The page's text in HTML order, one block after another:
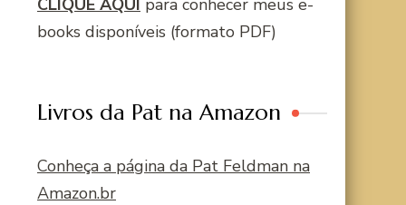
books disponíveis (formato PDF)
Livros da Pat na Amazon
Conheça a página da Pat Feldman na
Amazon.br